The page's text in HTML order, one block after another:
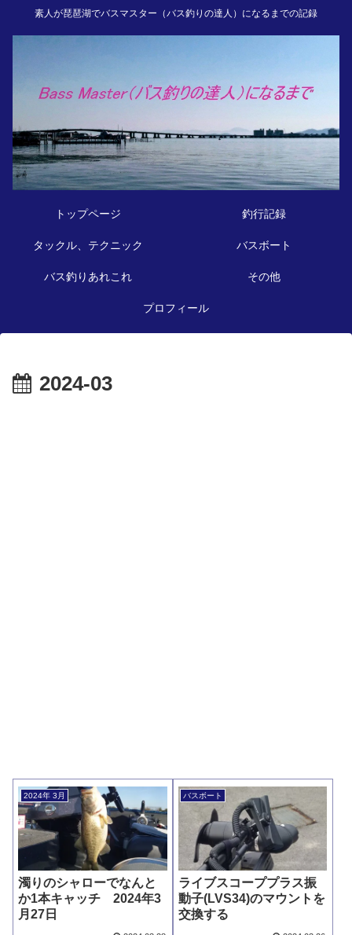
素人が琵琶湖でバスマスター（バス釣りの達人）になるまでの記録
トップページ 釣行記録
タックル、テクニック バスボート
バス釣りあれこれ その他
プロフィール
2024-03
2024年 3月
濁りのシャローでなんと
か1本キャッチ 2024年3
月27日
バスボート
ライブスコーププラス振
動子(LVS34)のマウントを
交換する